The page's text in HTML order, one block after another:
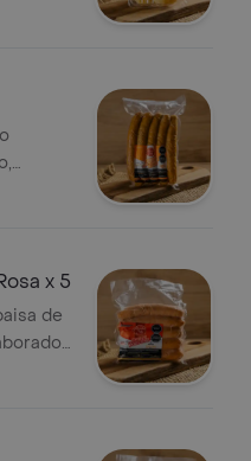
g.
x 5
de